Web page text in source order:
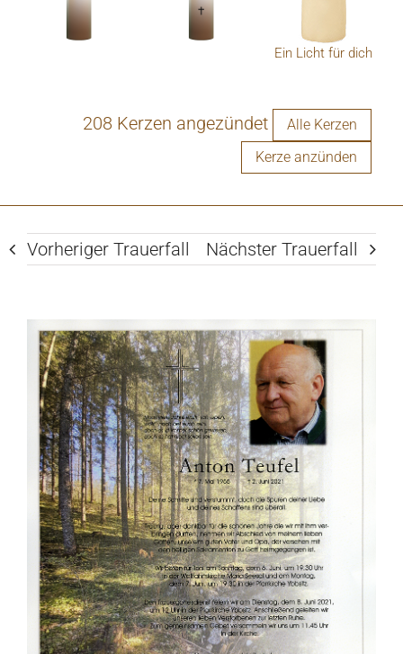
Ein Licht für dich
208 Kerzen angezündet
Alle Kerzen
Kerze anzünden
Vorheriger Trauerfall Nächster Trauerfall